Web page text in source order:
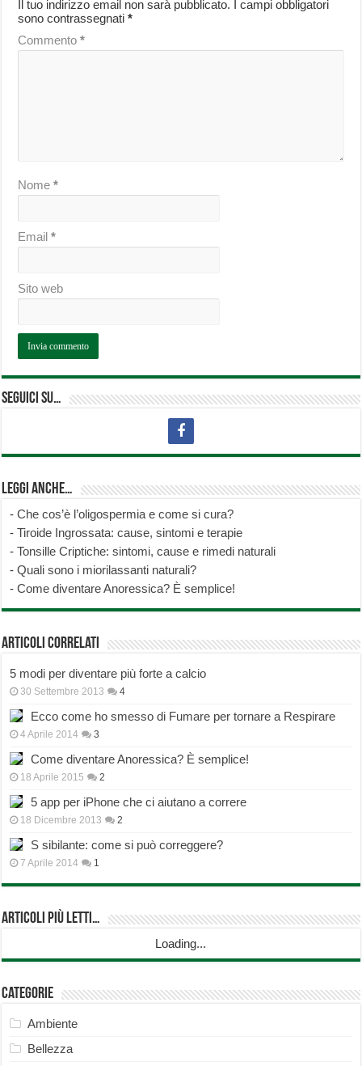
Il tuo indirizzo email non sarà pubblicato.
I campi obbligatori
sono contrassegnati*
Commento*
Nome*
Email*
Sito web
Seguici su…
Leggi anche…
-Che cos’è l’oligospermia e come si cura?
-Tiroide Ingrossata: cause, sintomi e terapie
-Tonsille Criptiche: sintomi, cause e rimedi naturali
-Quali sono i miorilassanti naturali?
-Come diventare Anoressica? È semplice!
Articoli correlati
5 modi per diventare più forte a calcio
30 Settembre 2013 4
Ecco come ho smesso di Fumare per tornare a Respirare
4 Aprile 2014 3
Come diventare Anoressica? È semplice!
18 Aprile 2015 2
5 app per iPhone che ci aiutano a correre
18 Dicembre 2013 2
S sibilante: come si può correggere?
7 Aprile 2014 1
Articoli più Letti…
Loading...
Categorie
Ambiente
Bellezza